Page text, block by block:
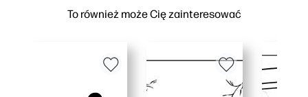
To również może Cię zainteresować